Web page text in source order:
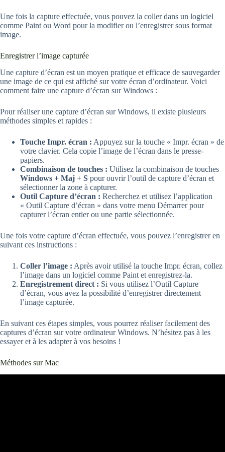
Une fois la capture effectuée, vous pouvez la coller dans un logiciel
comme Paint ou Word pour la modifier ou l’enregistrer sous format
image.
Enregistrer l’image capturée
Une capture d’écran est un moyen pratique et efficace de sauvegarder
une image de ce qui est affiché sur votre écran d’ordinateur. Voici
comment faire une capture d’écran sur Windows :
Pour réaliser une capture d’écran sur Windows, il existe plusieurs
méthodes simples et rapides :
Touche Impr. écran : Appuyez sur la touche « Impr. écran » de
votre clavier. Cela copie l’image de l’écran dans le presse-
papiers.
Combinaison de touches : Utilisez la combinaison de touches
Windows + Maj + S pour ouvrir l’outil de capture d’écran et
sélectionner la zone à capturer.
Outil Capture d’écran : Recherchez et utilisez l’application
« Outil Capture d’écran » dans votre menu Démarrer pour
capturer l’écran entier ou une partie sélectionnée.
Une fois votre capture d’écran effectuée, vous pouvez l’enregistrer en
suivant ces instructions :
Coller l’image : Après avoir utilisé la touche Impr. écran, collez
l’image dans un logiciel comme Paint et enregistrez-la.
Enregistrement direct : Si vous utilisez l’Outil Capture
d’écran, vous avez la possibilité d’enregistrer directement
l’image capturée.
En suivant ces étapes simples, vous pourrez réaliser facilement des
captures d’écran sur votre ordinateur Windows. N’hésitez pas à les
essayer et à les adapter à vos besoins !
Méthodes sur Mac